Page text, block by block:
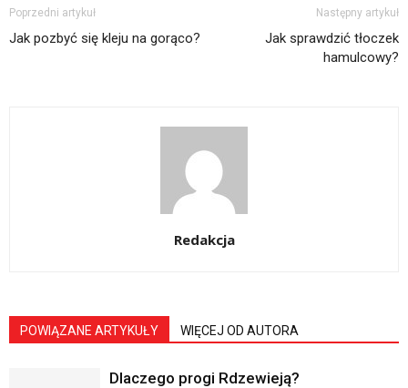
Poprzedni artykuł
Jak pozbyć się kleju na gorąco?
Następny artykuł
Jak sprawdzić tłoczek
hamulcowy?
Redakcja
POWIĄZANE ARTYKUŁY WIĘCEJ OD AUTORA
Dlaczego progi Rdzewieją?